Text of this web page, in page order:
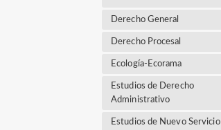
Derecho General
Derecho Procesal
Ecología-Ecorama
Estudios de Derecho
Administrativo
Estudios de Nuevo Servicio